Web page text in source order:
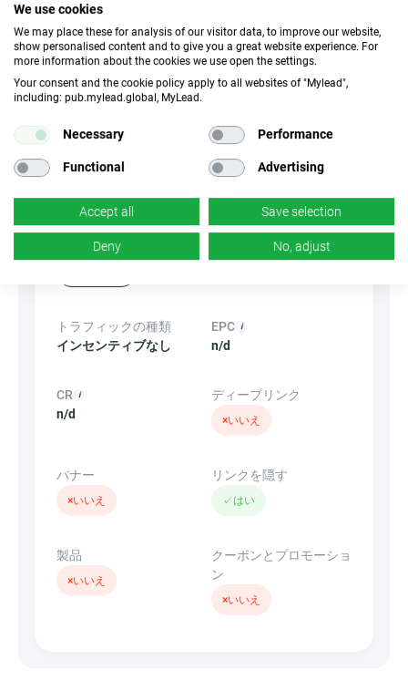
Frauds
属性
デバイス
コンバージョンタイプ
トラフィックの種類
インセンティブなし
EPC
n/d
CR
n/d
ディープリンク
×いいえ
バナー
×いいえ
リンクを隠す
✓はい
製品
×いいえ
クーポンとプロモーショ
ン
×いいえ
We use cookies
We may place these for analysis of our visitor data, to improve our website,
show personalised content and to give you a great website experience. For
more information about the cookies we use open the settings.
Your consent and the cookie policy apply to all websites of "Mylead",
including: pub.mylead.global, MyLead.
Necessary Performance
Functional Advertising
Accept all Save selection
Deny No, adjust